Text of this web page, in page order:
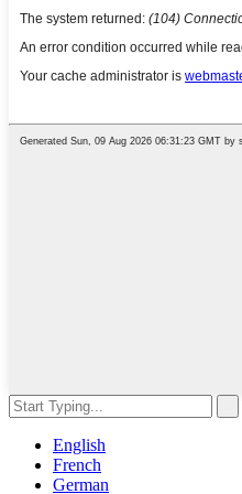
English
French
German